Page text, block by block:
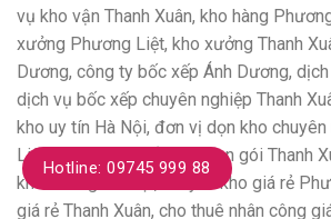
vụ kho vận Thanh Xuân, kho hàng
xưởng Phương Liệt, kho xưởng Thanh
Dương, công ty bốc xếp Ánh Dương,
dịch vụ bốc xếp chuyên nghiệp Thanh
kho uy tín Hà Nội, đơn vị dọn kho
Liệt, công ty chuyển kho trọn gói Thanh
kho xưởng Hà Nội, chuyển kho giá rẻ
giá rẻ Thanh Xuân, cho thuê nhân công
Hotline: 09745 999 88